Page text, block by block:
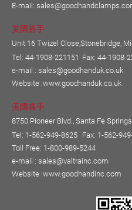
E-mail:
英國嘉手
Unit 16 Twizel Close,Stonebridge,
Tel: 44-1908-221151 Fax: 44-1908-
e-mail : sales@goodhanduk.co.uk
Website :www.goodhanduk.co.uk
美國嘉手
8750 Pioneer Blvd., Santa Fe
Tel: 1-562-949-8625 Fax: 1-562-
Toll Free: 1-800-989-5244
e-mail : sales@valtrainc.com
Website :www.goodhandinc.com